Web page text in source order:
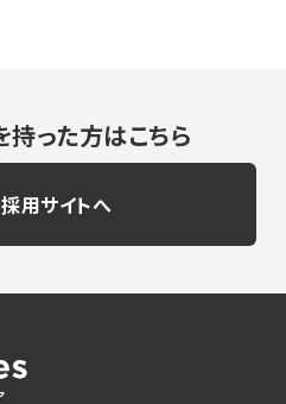
った方はこちら
用サイトへ